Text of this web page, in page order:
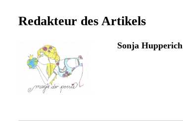
Redakteur des Artikels
Sonja Hupperich